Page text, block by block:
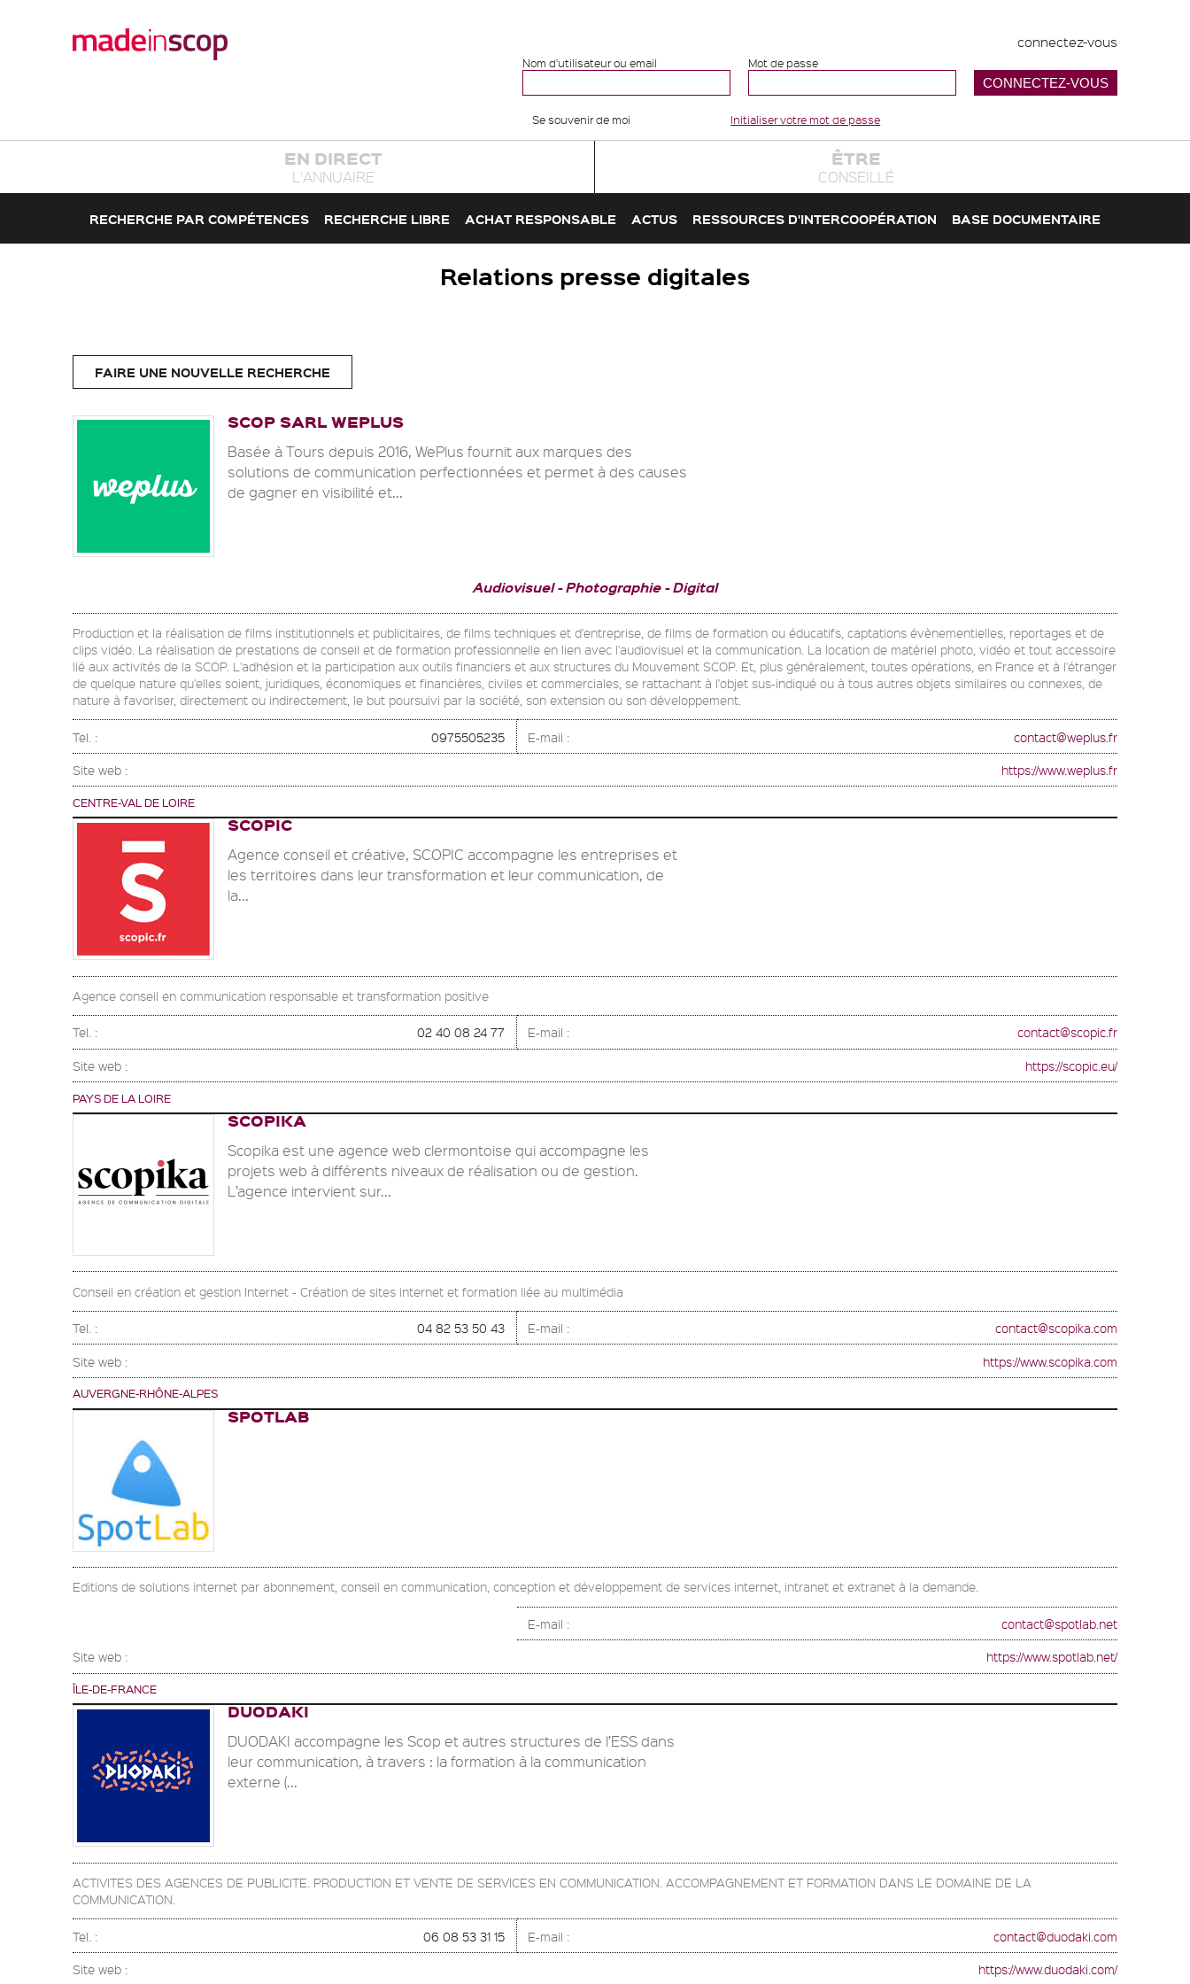
connectez-vous
Nom d'utilisateur ou email Mot de passe
Se souvenir de moi Initialiser votre mot de passe
EN DIRECT
L'ANNUAIRE
ÊTRE
CONSEILLÉ
RECHERCHE PAR COMPÉTENCES RECHERCHE LIBRE ACHAT RESPONSABLE ACTUS RESSOURCES D'INTERCOOPÉRATION BASE DOCUMENTAIRE
Relations presse digitales
FAIRE UNE NOUVELLE RECHERCHE
SCOP SARL WEPLUS
Basée à Tours depuis 2016, WePlus fournit aux marques des
solutions de communication perfectionnées et permet à des causes
de gagner en visibilité et...
Audiovisuel Photographie Digital
Production et la réalisation de films institutionnels et publicitaires, de films techniques et d'entreprise, de films de formation ou éducatifs, captations évènementielles, reportages et de
clips vidéo. La réalisation de prestations de conseil et de formation professionnelle en lien avec l'audiovisuel et la communication. La location de matériel photo, vidéo et tout accessoire
lié aux activités de la SCOP. L'adhésion et la participation aux outils financiers et aux structures du Mouvement SCOP. Et, plus généralement, toutes opérations, en France et à l'étranger
de quelque nature qu'elles soient, juridiques, économiques et financières, civiles et commerciales, se rattachant à l'objet sus-indiqué ou à tous autres objets similaires ou connexes, de
nature à favoriser, directement ou indirectement, le but poursuivi par la société, son extension ou son développement.
Tel. : 0975505235 E-mail : contact@weplus.fr
Site web : https://www.weplus.fr
CENTRE-VAL DE LOIRE
SCOPIC
Agence conseil et créative, SCOPIC accompagne les entreprises et
les territoires dans leur transformation et leur communication, de
la...
Agence conseil en communication responsable et transformation positive
Tel. : 02 40 08 24 77 E-mail : contact@scopic.fr
Site web : https://scopic.eu/
PAYS DE LA LOIRE
SCOPIKA
Scopika est une agence web clermontoise qui accompagne les
projets web à différents niveaux de réalisation ou de gestion.
L’agence intervient sur...
Conseil en création et gestion Internet - Création de sites internet et formation liée au multimédia
Tel. : 04 82 53 50 43 E-mail : contact@scopika.com
Site web : https://www.scopika.com
AUVERGNE-RHÔNE-ALPES
SPOTLAB
Editions de solutions internet par abonnement, conseil en communication, conception et développement de services internet, intranet et extranet à la demande.
E-mail : contact@spotlab.net
Site web : https://www.spotlab.net/
ÎLE-DE-FRANCE
DUODAKI
DUODAKI accompagne les Scop et autres structures de l’ESS dans
leur communication, à travers : la formation à la communication
externe (...
ACTIVITES DES AGENCES DE PUBLICITE. PRODUCTION ET VENTE DE SERVICES EN COMMUNICATION. ACCOMPAGNEMENT ET FORMATION DANS LE DOMAINE DE LA
COMMUNICATION.
Tel. : 06 08 53 31 15 E-mail : contact@duodaki.com
Site web : https://www.duodaki.com/